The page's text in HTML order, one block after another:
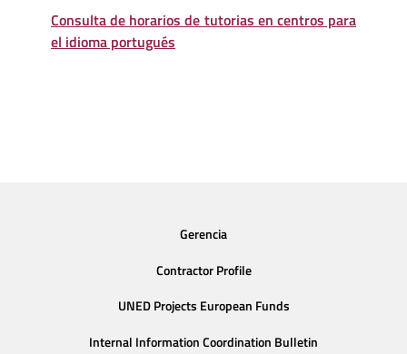
Consulta de horarios de tutorias en centros para
el idioma portugués
Gerencia
Contractor Profile
UNED Projects European Funds
Internal Information Coordination Bulletin